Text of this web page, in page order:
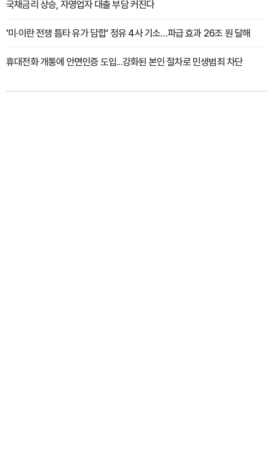
국채금리 상승, 자영업자 대출 부담 커진다
'미·이란 전쟁 틈타 유가 담합' 정유 4사 기소…파급 효과 26조 원 달해
휴대전화 개통에 안면인증 도입...강화된 본인 절차로 민생범죄 차단